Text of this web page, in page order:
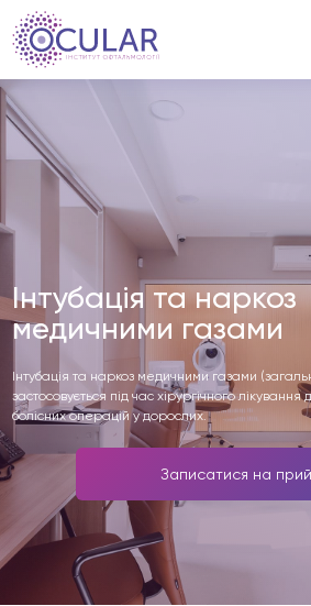
Інтубація та наркоз
медичними газами
Інтубація та наркоз медичними газами
застосовується під час хірургічного
болісних операцій у дорослих.
Записатися на